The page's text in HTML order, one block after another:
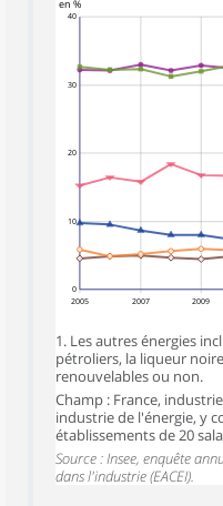
0
10
20
30
40
en %
2005 2007 2009
1. Les autres énergies
pétroliers, la liqueur
renouvelables ou non.
Champ : France,
industrie de l'énergie, y
établissements de 20
Source : Insee, enquête
dans l'industrie (EACEI).